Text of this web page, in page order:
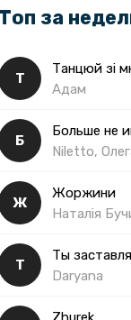
Топ за
Т
Танцюй зі
Адам
Б
Больше не
Ж
Жоржини
Наталія
Т
Daryana